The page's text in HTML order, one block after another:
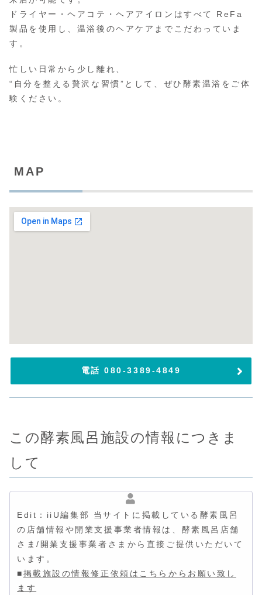
ドライヤー・ヘアコテ・ヘアアイロンはすべて ReFa
製品を使用し、温浴後のヘアケアまでこだわっていま
す。
忙しい日常から少し離れ、
“自分を整える贅沢な習慣”として、ぜひ酵素温浴をご体
験ください。
MAP
電話 080-3389-4849
この酵素風呂施設の情報につきま
して
Edit：iiU編集部 当サイトに掲載している酵素風呂
の店舗情報や開業支援事業者情報は、酵素風呂店舗
さま/開業支援事業者さまから直接ご提供いただいて
います。
■掲載施設の情報修正依頼はこちらからお願い致し
ます